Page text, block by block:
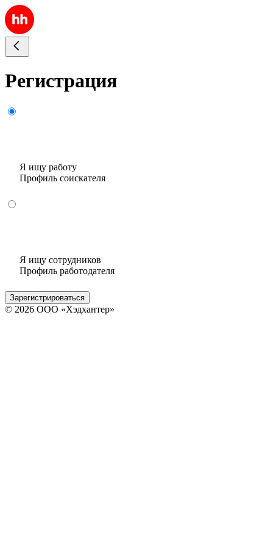
Регистрация
Я ищу работу
Профиль соискателя
Я ищу сотрудников
Профиль работодателя
Зарегистрироваться
© 2026 ООО «Хэдхантер»